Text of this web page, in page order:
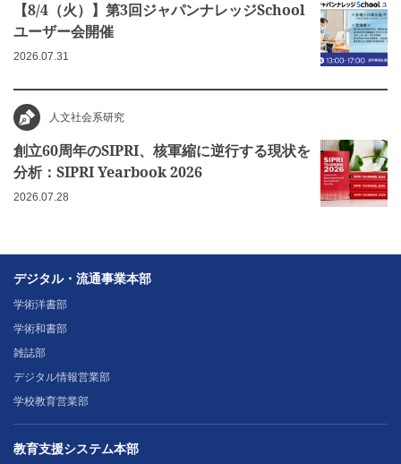
【8/4（火）】第3回ジャパンナレッジSchool
ユーザー会開催
2026.07.31
人文社会系研究
創立60周年のSIPRI、核軍縮に逆行する現状を
分析：SIPRI Yearbook 2026
2026.07.28
デジタル・流通事業本部
学術洋書部
学術和書部
雑誌部
デジタル情報営業部
学校教育営業部
教育支援システム本部